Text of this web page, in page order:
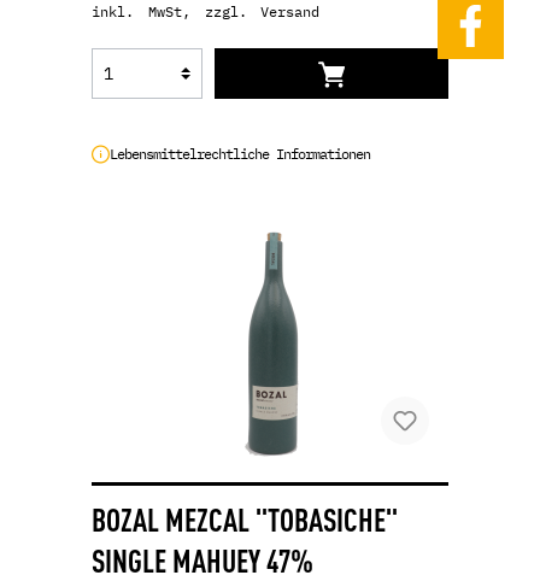
inkl. MwSt, zzgl. Versand
Lebensmittelrechtliche Informationen
BOZAL MEZCAL "TOBASICHE"
SINGLE MAHUEY 47%